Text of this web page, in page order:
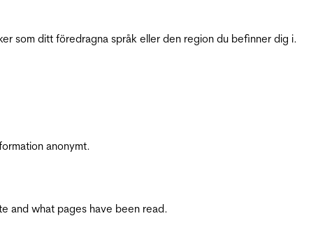
som ditt föredragna språk eller den region du befinner dig i.
anonymt.
and what pages have been read.